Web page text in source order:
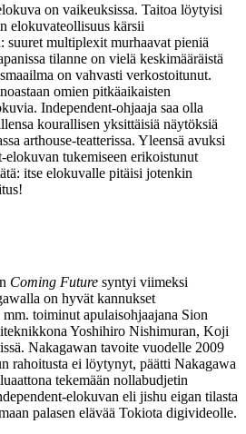
on vaikeuksissa. Taitoa löytyisi
elokuvateollisuus kärsii
suuret multiplexit murhaavat pieniä
tilanne on vielä keskimääräistä
on vahvasti verkostoitunut.
omien pitkäaikaisten
Independent-ohjaaja saa olla
kourallisen yksittäisiä näytöksiä
arthouse-teatterissa. Yleensä avuksi
tukemiseen erikoistunut
itse elokuvalle pitäisi jotenkin
Coming Future syntyi viimeksi
on hyvät kannukset
toiminut apulaisohjaajana Sion
Yoshihiro Nishimuran, Koji
Nakagawan tavoite vuodelle 2009
rahoitusta ei löytynyt, päätti Nakagawa
tekemään nollabudjetin
elokuvan eli jishu eigan tilasta
palasen elävää Tokiota digivideolle.